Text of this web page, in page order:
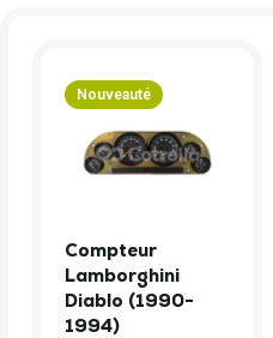
Nouveauté
Compteur
Lamborghini
Diablo (1990-
1994)